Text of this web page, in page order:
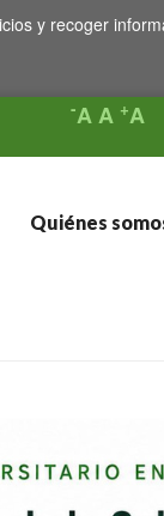
y recoger
-AA +A
Quiénes